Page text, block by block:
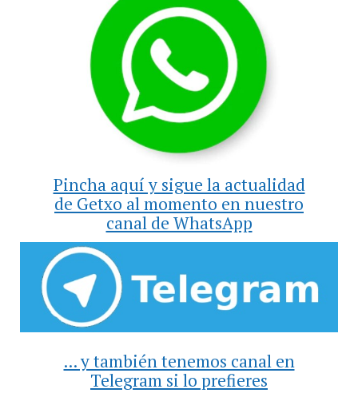
Pincha aquí y sigue la actualidad
de Getxo al momento en nuestro
canal de WhatsApp
... y también tenemos canal en
Telegram si lo prefieres